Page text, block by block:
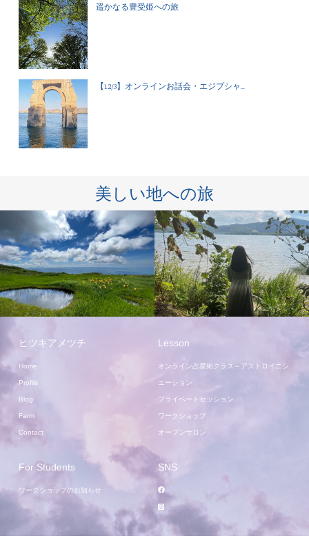
遥かなる豊受姫への旅
【12/3】オンラインお話会・エジプシャ...
美しい地への旅
ヒツキアメツチ
Home
Profile
Blog
Farm
Contact
Lesson
オンライン占星術クラス～アストロイニシ
エーション
プライベートセッション
ワークショップ
オープンサロン
For Students
ワークショップのお知らせ
SNS